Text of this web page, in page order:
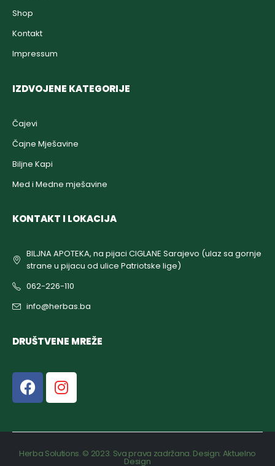
Shop
Kontakt
Impressum
IZDVOJENE KATEGORIJE
Čajevi
Čajne Mješavine
Biljne Kapi
Med i Medne mješavine
KONTAKT I LOKACIJA
BILJNA APOTEKA, na pijaci CIGLANE Sarajevo (ulaz sa gornje
strane u pijacu od ulice Patriotske lige)
062-226-110
info@herbas.ba
DRUŠTVENE MREŽE
Herba Solutions. © 2023. Sva prava zadržana. Design: Aktuelno
Design